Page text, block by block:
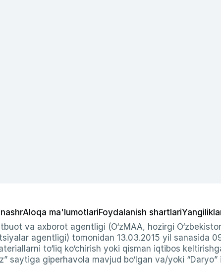
Aloqa ma'lumotlariFoydalanish shartlari
va axborot agentligi (O‘zMAA, hozirgi
agentligi) tomonidan 13.03.2015 yil sanasida
to‘liq ko‘chirish yoki qisman iqtibos
saytiga giperhavola mavjud bo‘lgan va/yoki